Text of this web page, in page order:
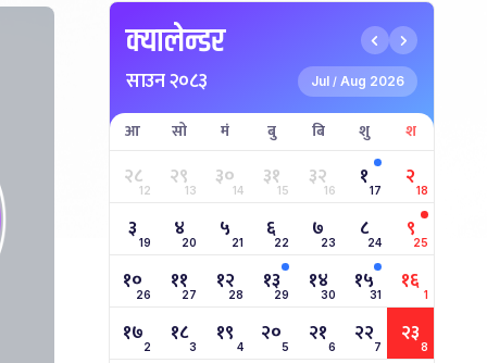
क्यालेन्डर
साउन २०८३ Jul / Aug 2026
आ सो मं बु बि शु श
२८12 २९13 ३०14 ३१15 ३२16 १17 २18
३ 19 ४20 ५ 21 ६22 ७23 ८24 ९25
१०26 ११27 १२28 १३29 १४30 १५31 १६ 1
१७2 १८3 १९ 4 २०5 २१6 २२7 २३8